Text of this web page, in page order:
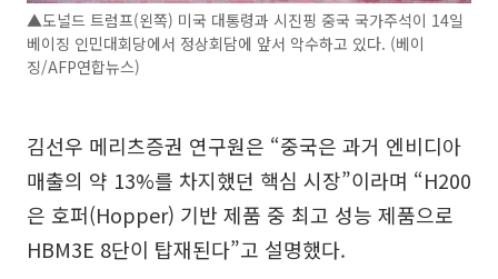
▲도널드 트럼프(왼쪽) 미국 대통령과 시진핑 중국 국가주석이 14일
베이징 인민대회당에서 정상회담에 앞서 악수하고 있다. (베이
징/AFP연합뉴스)
김선우 메리츠증권 연구원은 “중국은 과거 엔비디아
매출의 약 13%를 차지했던 핵심 시장”이라며 “H200
은 호퍼(Hopper) 기반 제품 중 최고 성능 제품으로
HBM3E 8단이 탑재된다”고 설명했다.